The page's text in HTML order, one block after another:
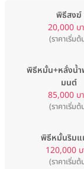
พิธีสงฆ์
20,000 บ
(ราคาเริ่มต้
พิธีหมั้น+หลั่งน้ำ
มนต์
85,000 บ
(ราคาเริ่มต้
พิธีหมั้นริมแ
120,000
(ราคาเริ่มต้